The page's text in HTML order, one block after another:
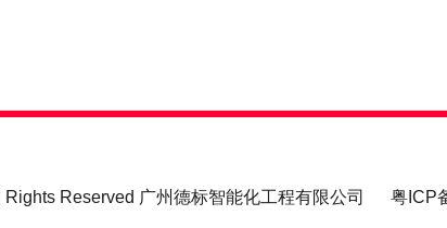
Reserved 广州德标智能化工程有限公司 粤ICP